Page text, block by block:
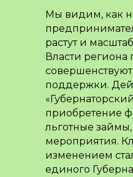
Мы видим, как
растут и
Власти региона
поддержки.
приобретение
льготные
мероприятия.
изменением
единого